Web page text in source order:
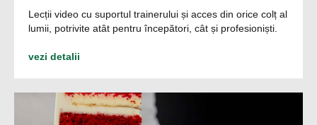
Lecții video cu suportul trainerului și acces din orice colț al
lumii, potrivite atât pentru începători, cât și profesioniști.
vezi detalii